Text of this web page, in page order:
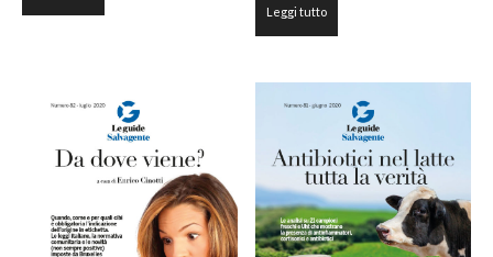
Leggi tutto